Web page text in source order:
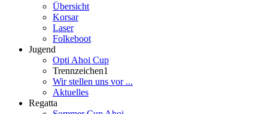
Übersicht
Korsar
Laser
Folkeboot
Jugend
Opti Ahoi Cup
Trennzeichen1
Wir stellen uns vor ...
Aktuelles
Regatta